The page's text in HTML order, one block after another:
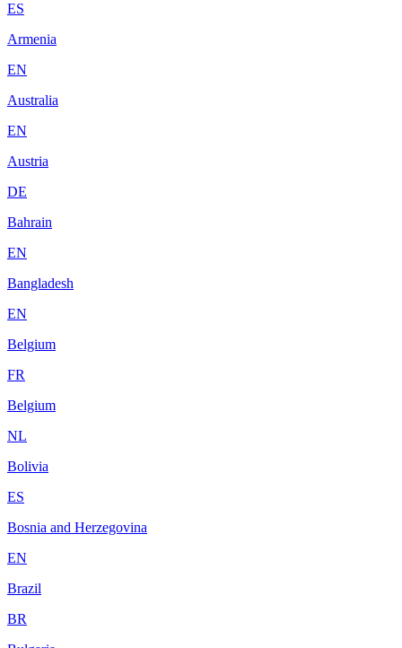
ES
Armenia
EN
Australia
EN
Austria
DE
Bahrain
EN
Bangladesh
EN
Belgium
FR
Belgium
NL
Bolivia
ES
Bosnia and Herzegovina
EN
Brazil
BR